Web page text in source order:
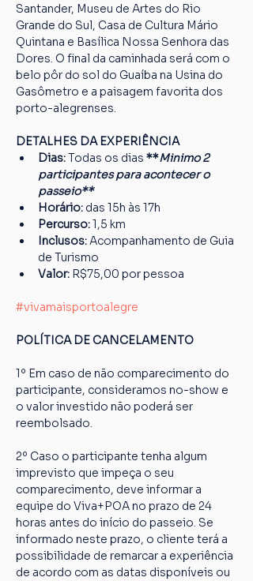
Santander, Museu de Artes do Rio
Grande do Sul, Casa de Cultura Mário
Quintana e Basílica Nossa Senhora das
Dores. O final da caminhada será com o
belo pôr do sol do Guaíba na Usina do
Gasômetro e a paisagem favorita dos
porto-alegrenses.
DETALHES DA EXPERIÊNCIA
Dias: Todas os dias **Minimo 2
participantes para acontecer o
passeio**
Horário: das 15h às 17h
Percurso: 1,5 km
Inclusos: Acompanhamento de Guia
de Turismo
Valor: R$75,00 por pessoa
#vivamaisportoalegre
POLÍTICA DE CANCELAMENTO
1º Em caso de não comparecimento do
participante, consideramos no-show e
o valor investido não poderá ser
reembolsado.
2º Caso o participante tenha algum
imprevisto que impeça o seu
comparecimento, deve informar a
equipe do Viva+POA no prazo de 24
horas antes do início do passeio. Se
informado neste prazo, o cliente terá a
possibilidade de remarcar a experiência
de acordo com as datas disponíveis ou